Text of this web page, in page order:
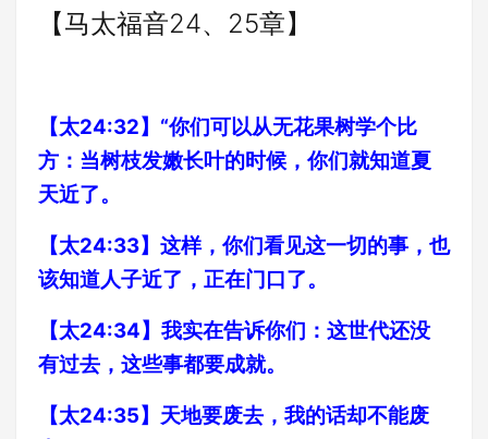
【马太福音24、25章】
【太24:32】“你们可以从无花果树学个比
方：当树枝发嫩长叶的时候，你们就知道夏
天近了。
【太24:33】这样，你们看见这一切的事，也
该知道人子近了，正在门口了。
【太24:34】我实在告诉你们：这世代还没
有过去，这些事都要成就。
【太24:35】天地要废去，我的话却不能废